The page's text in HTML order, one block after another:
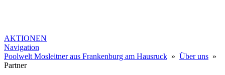
AKTIONEN
Navigation
Poolwelt Mosleitner aus Frankenburg am Hausruck » Über uns »
Partner